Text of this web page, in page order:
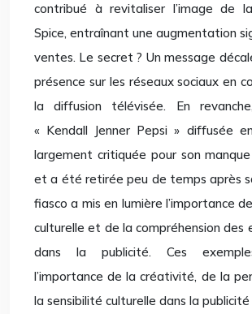
contribué à revitaliser l’image de
Spice, entraînant une augmentation
ventes. Le secret ? Un message
présence sur les réseaux sociaux en
la diffusion télévisée. En
« Kendall Jenner Pepsi » diffusée
largement critiquée pour son
et a été retirée peu de temps après
fiasco a mis en lumière l’importance
culturelle et de la compréhension des
dans la publicité. Ces
l’importance de la créativité, de la
la sensibilité culturelle dans la